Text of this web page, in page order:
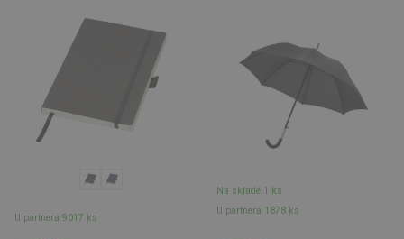
U partnera 9017 ks
Na sklade 1 ks
U partnera 1878 ks